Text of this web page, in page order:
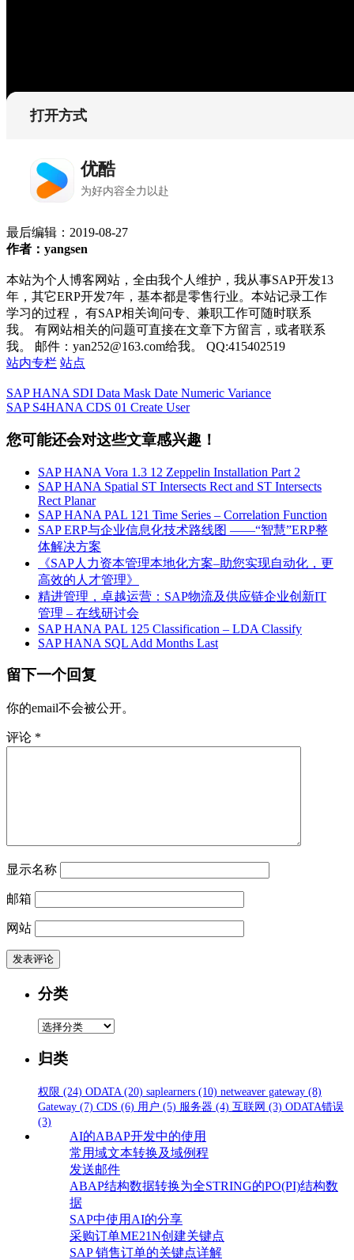
最后编辑： 2019-08-27
作者：yangsen
本站为个人博客网站，全由我个人维护，我从事SAP开发13
年，其它ERP开发7年，基本都是零售行业。本站记录工作
学习的过程， 有SAP相关询问专、兼职工作可随时联系
我。 有网站相关的问题可直接在文章下方留言，或者联系
我。 邮件：yan252@163.com给我。 QQ:415402519
站内专栏 站点
SAP HANA SDI Data Mask Date Numeric Variance
SAP S4HANA CDS 01 Create User
您可能还会对这些文章感兴趣！
SAP HANA Vora 1.3 12 Zeppelin Installation Part 2
SAP HANA Spatial ST Intersects Rect and ST Intersects
Rect Planar
SAP HANA PAL 121 Time Series – Correlation Function
SAP ERP与企业信息化技术路线图 ——“智慧”ERP整
体解决方案
《SAP人力资本管理本地化方案–助您实现自动化，更
高效的人才管理》
精进管理，卓越运营：SAP物流及供应链企业创新IT
管理 – 在线研讨会
SAP HANA PAL 125 Classification – LDA Classify
SAP HANA SQL Add Months Last
留下一个回复
你的email不会被公开。
评论 *
显示名称
邮箱
网站
分类
分
归类
权限 (24) ODATA (20) saplearners (10) netweaver gateway (8)
Gateway (7) CDS (6) 用户 (5) 服务器 (4) 互联网 (3) ODATA错误
(3)
AI的ABAP开发中的使用
常用域文本转换及域例程
发送邮件
ABAP结构数据转换为全STRING的PO(PI)结构数
据
SAP中使用AI的分享
采购订单ME21N创建关键点
SAP 销售订单的关键点详解